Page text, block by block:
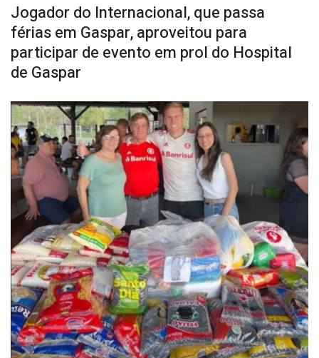
Jogador do Internacional, que passa
férias em Gaspar, aproveitou para
participar de evento em prol do Hospital
de Gaspar